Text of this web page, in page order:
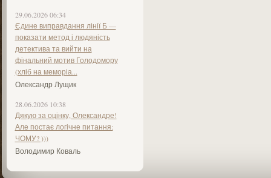
29.06.2026 06:34
Єдине виправдання лінії Б —
показати метод і людяність
детектива та вийти на
фінальний мотив Голодомору
(хліб на меморіа...
Олександр Лущик
28.06.2026 10:38
Дякую за оцінку, Олександре!
Але постає логічне питання:
ЧОМУ? )))
Володимир Коваль